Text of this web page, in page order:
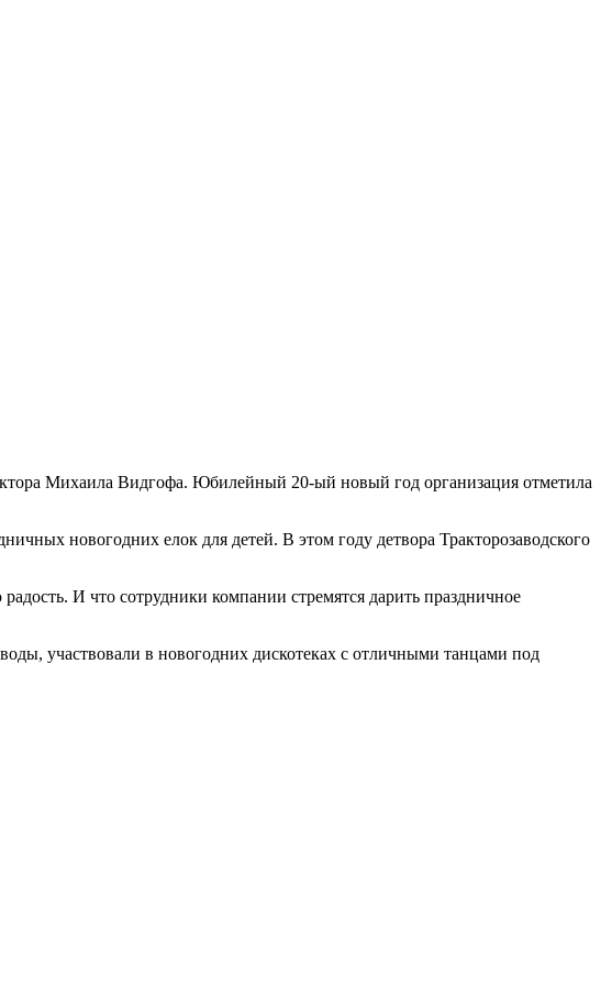
Михаила Видгофа. Юбилейный 20-ый новый год организация отметила
новогодних елок для детей. В этом году детвора Тракторозаводского
И что сотрудники компании стремятся дарить праздничное
участвовали в новогодних дискотеках с отличными танцами под